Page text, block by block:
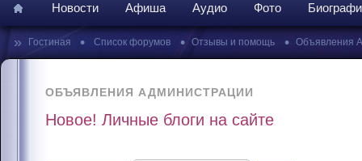
Новости Афиша Аудио Фото
» Гостиная • Список форумов • Отзывы и помощь • Объявления
ОБЪЯВЛЕНИЯ АДМИНИСТРАЦИИ
Новое! Личные блоги на сайте